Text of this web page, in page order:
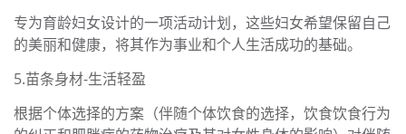
专为育龄妇女设计的一项活动计划，这些妇女希望保留自己
的美丽和健康，将其作为事业和个人生活成功的基础。
5.苗条身材-生活轻盈
根据个体选择的方案（伴随个体饮食的选择，饮食饮食行为